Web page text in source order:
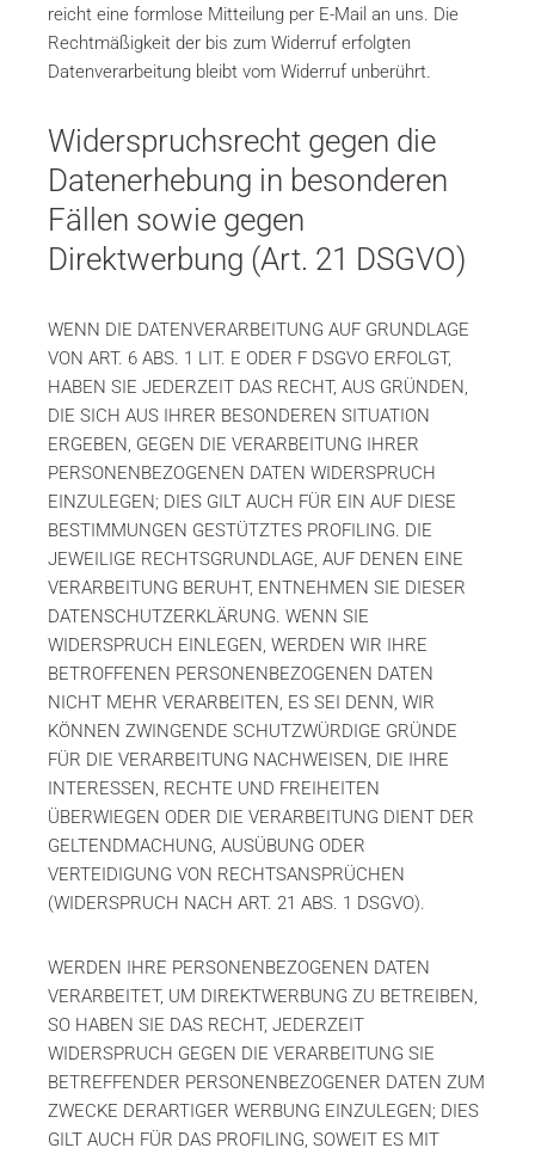
reicht eine formlose Mitteilung per E-Mail an uns. Die
Rechtmäßigkeit der bis zum Widerruf erfolgten
Datenverarbeitung bleibt vom Widerruf unberührt.
Widerspruchsrecht gegen die
Datenerhebung in besonderen
Fällen sowie gegen
Direktwerbung (Art. 21 DSGVO)
WENN DIE DATENVERARBEITUNG AUF GRUNDLAGE
VON ART. 6 ABS. 1 LIT. E ODER F DSGVO ERFOLGT,
HABEN SIE JEDERZEIT DAS RECHT, AUS GRÜNDEN,
DIE SICH AUS IHRER BESONDEREN SITUATION
ERGEBEN, GEGEN DIE VERARBEITUNG IHRER
PERSONENBEZOGENEN DATEN WIDERSPRUCH
EINZULEGEN; DIES GILT AUCH FÜR EIN AUF DIESE
BESTIMMUNGEN GESTÜTZTES PROFILING. DIE
JEWEILIGE RECHTSGRUNDLAGE, AUF DENEN EINE
VERARBEITUNG BERUHT, ENTNEHMEN SIE DIESER
DATENSCHUTZERKLÄRUNG. WENN SIE
WIDERSPRUCH EINLEGEN, WERDEN WIR IHRE
BETROFFENEN PERSONENBEZOGENEN DATEN
NICHT MEHR VERARBEITEN, ES SEI DENN, WIR
KÖNNEN ZWINGENDE SCHUTZWÜRDIGE GRÜNDE
FÜR DIE VERARBEITUNG NACHWEISEN, DIE IHRE
INTERESSEN, RECHTE UND FREIHEITEN
ÜBERWIEGEN ODER DIE VERARBEITUNG DIENT DER
GELTENDMACHUNG, AUSÜBUNG ODER
VERTEIDIGUNG VON RECHTSANSPRÜCHEN
(WIDERSPRUCH NACH ART. 21 ABS. 1 DSGVO).
WERDEN IHRE PERSONENBEZOGENEN DATEN
VERARBEITET, UM DIREKTWERBUNG ZU BETREIBEN,
SO HABEN SIE DAS RECHT, JEDERZEIT
WIDERSPRUCH GEGEN DIE VERARBEITUNG SIE
BETREFFENDER PERSONENBEZOGENER DATEN ZUM
ZWECKE DERARTIGER WERBUNG EINZULEGEN; DIES
GILT AUCH FÜR DAS PROFILING, SOWEIT ES MIT